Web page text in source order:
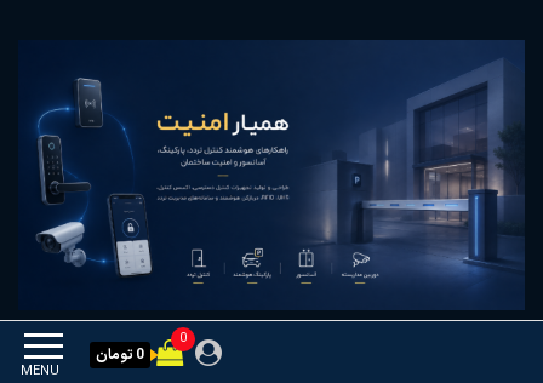
همیار امنیت
MENU
0
0 تومان